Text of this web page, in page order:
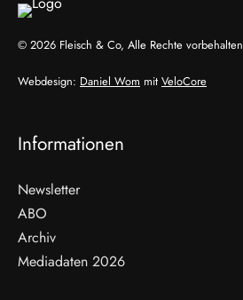
© 2026 Fleisch & Co, Alle Rechte vorbehalten
Webdesign: Daniel Wom mit VeloCore
Informationen
Newsletter
ABO
Archiv
Mediadaten 2026